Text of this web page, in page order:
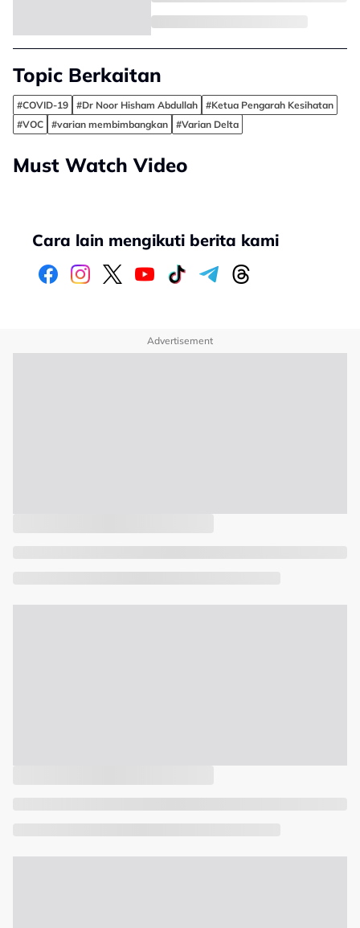
Topic Berkaitan
#COVID-19 #Dr Noor Hisham Abdullah
#Ketua Pengarah Kesihatan
#VOC
#varian membimbangkan #Varian Delta
Must Watch Video
Cara lain mengikuti berita kami
Advertisement